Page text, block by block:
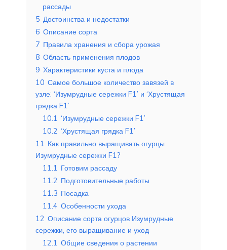
рассады
5 Достоинства и недостатки
6 Описание сорта
7 Правила хранения и сбора урожая
8 Область применения плодов
9 Характеристики куста и плода
10 Самое большое количество завязей в
узле: ‘Изумрудные сережки F1’ и ‘Хрустящая
грядка F1’
10.1 ‘Изумрудные сережки F1’
10.2 ‘Хрустящая грядка F1’
11 Как правильно выращивать огурцы
Изумрудные сережки F1?
11.1 Готовим рассаду
11.2 Подготовительные работы
11.3 Посадка
11.4 Особенности ухода
12 Описание сорта огурцов Изумрудные
сережки, его выращивание и уход
12.1 Общие сведения о растении